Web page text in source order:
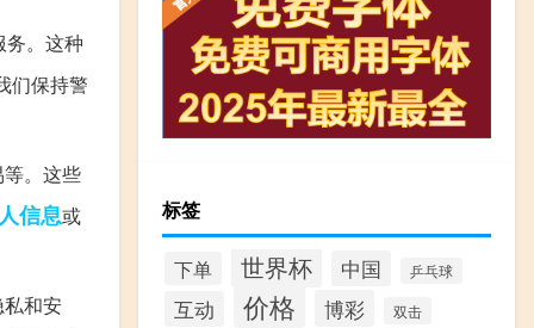
。这种
们保持警
。这些
信息或
和安
标签
下单 世界杯 中国 乒乓球
互动 价格 博彩 双击